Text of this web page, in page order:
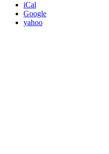
iCal
Google
yahoo